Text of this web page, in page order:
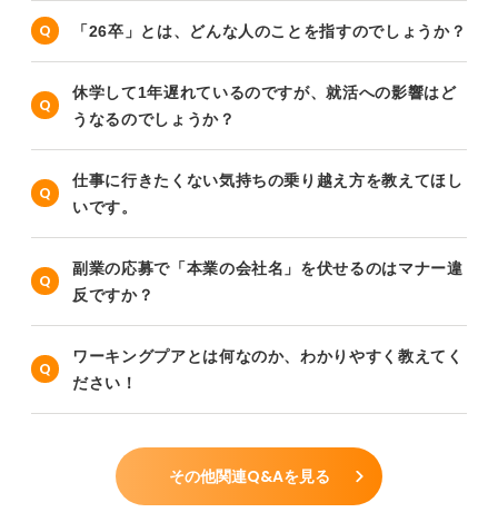
「26卒」とは、どんな人のことを指すのでしょうか？
休学して1年遅れているのですが、就活への影響はど
うなるのでしょうか？
仕事に行きたくない気持ちの乗り越え方を教えてほし
いです。
副業の応募で「本業の会社名」を伏せるのはマナー違
反ですか？
ワーキングプアとは何なのか、わかりやすく教えてく
ださい！
その他関連Q&Aを見る